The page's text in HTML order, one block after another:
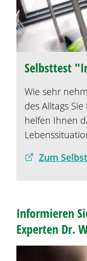
Selbsttest
Wie sehr
des Alltags
helfen Ihnen
Zum
Informieren
Experten Dr.